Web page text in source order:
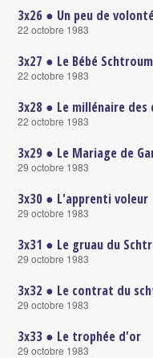
3x26 ● Un peu de
22 octobre 1983
3x27 ● Le Bébé
22 octobre 1983
3x28 ● Le millénaire des
22 octobre 1983
3x29 ● Le Mariage de
29 octobre 1983
3x30 ● L'apprenti voleur
29 octobre 1983
3x31 ● Le gruau du
29 octobre 1983
3x32 ● Le contrat du
29 octobre 1983
3x33 ● Le trophée d'or
29 octobre 1983